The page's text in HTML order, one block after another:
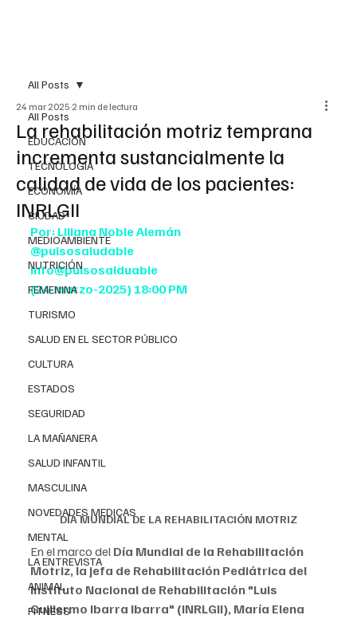
All Posts
EDUCACIÓN
TECNOLOGÍA
ECONOMÍA
CIUDAD
MEDIOAMBIENTE
NUTRICIÓN
FEMENINA
TURISMO
SALUD EN EL SECTOR PÚBLICO
CULTURA
ESTADOS
SEGURIDAD
LA MAÑANERA
SALUD INFANTIL
MASCULINA
NOVEDADES MEDICAS
MENTAL
LA ENTREVISTA
ANIMAL
FITNESS
All Posts
La rehabilitación motriz temprana
incrementa sustancialmente la
calidad de vida de los pacientes:
INRLGII
24 mar 2025 2 min de lectura
Por: Liliana Noble Alemán
@pulsosaludable
info@pulsosalduable
(24-marzo-2025) 18:00 PM
DÍA MUNDIAL DE LA REHABILITACIÓN MOTRIZ
En el marco del Día Mundial de la Rehabilitación
Motriz, la jefa de Rehabilitación Pediátrica del
Instituto Nacional de Rehabilitación "Luis
Guillermo Ibarra Ibarra" (INRLGII), María Elena